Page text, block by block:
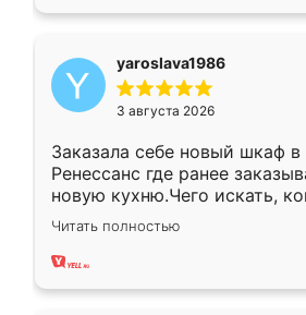
yaroslava1986
3 августа 2026
Заказала себе новый шкаф в
Ренессанс где ранее
новую кухню.Чего искать,
вполне довольна. Служит
два года, нареканий нет.
Читать полностью